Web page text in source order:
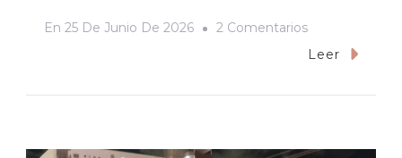
En 25 De Junio De 2026 2 ComentariosEn
Rojo
Leer